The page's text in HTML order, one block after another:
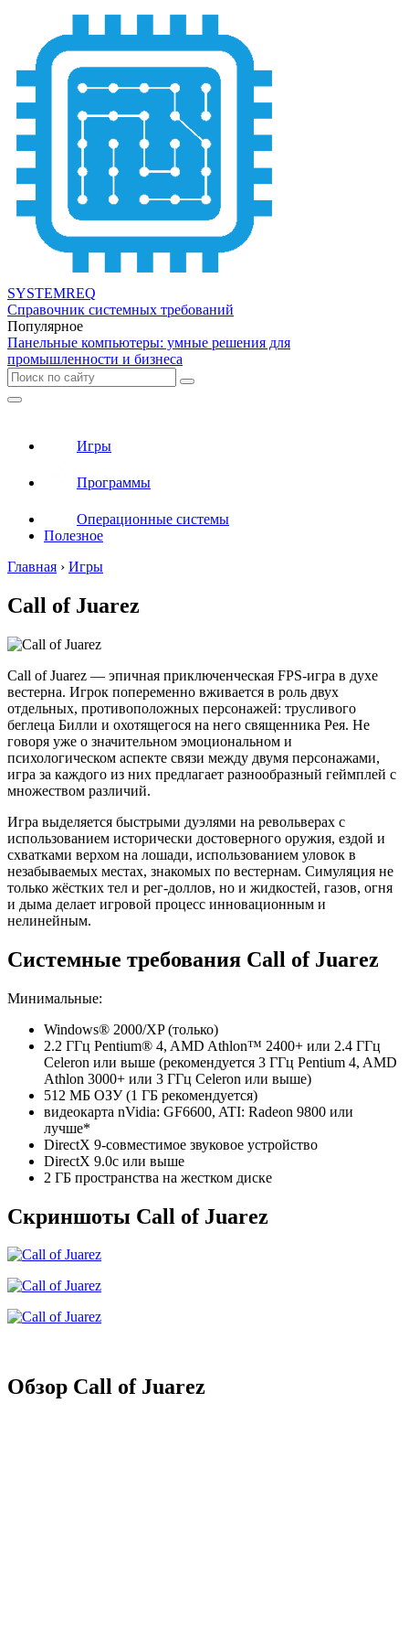
SYSTEMREQ
Справочник системных требований
Популярное
Панельные компьютеры: умные решения для
промышленности и бизнеса
Игры
Программы
Операционные системы
Полезное
Главная › Игры
Call of Juarez
Call of Juarez — эпичная приключенческая FPS-игра в духе
вестерна. Игрок попеременно вживается в роль двух
отдельных, противоположных персонажей: трусливого
беглеца Билли и охотящегося на него священника Рея. Не
говоря уже о значительном эмоциональном и
психологическом аспекте связи между двумя персонажами,
игра за каждого из них предлагает разнообразный геймплей с
множеством различий.
Игра выделяется быстрыми дуэлями на револьверах с
использованием исторически достоверного оружия, ездой и
схватками верхом на лошади, использованием уловок в
незабываемых местах, знакомых по вестернам. Симуляция не
только жёстких тел и рег-доллов, но и жидкостей, газов, огня
и дыма делает игровой процесс инновационным и
нелинейным.
Системные требования Call of Juarez
Минимальные:
Windows® 2000/XP (только)
2.2 ГГц Pentium® 4, AMD Athlon™ 2400+ или 2.4 ГГц
Celeron или выше (рекомендуется 3 ГГц Pentium 4, AMD
Athlon 3000+ или 3 ГГц Celeron или выше)
512 МБ ОЗУ (1 ГБ рекомендуется)
видеокарта nVidia: GF6600, ATI: Radeon 9800 или
лучше*
DirectX 9-совместимое звуковое устройство
DirectX 9.0c или выше
2 ГБ пространства на жестком диске
Скриншоты Call of Juarez
Обзор Call of Juarez